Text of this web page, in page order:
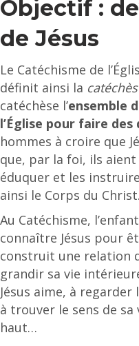
Objectif :
de Jésus
Le Catéchisme de
définit ainsi la
catéchèse l’ensemble
l’Église pour faire des
hommes à croire que
que, par la foi, ils
éduquer et les
ainsi le Corps du
Au Catéchisme,
connaître Jésus pour
construit une relation
grandir sa vie
Jésus aime, à
à trouver le sens de
haut…